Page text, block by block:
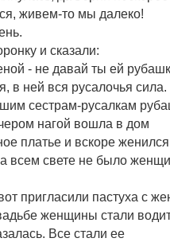
живем-то мы далеко!
и сказали:
- не давай ты ей
в ней вся русалочья сила.
сестрам-русалкам
нагой вошла в дом
платье и вскоре
всем свете не было
пригласили пастуха с
женщины стали
Все стали ее